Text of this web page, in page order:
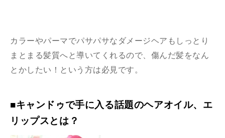
カラーやパーマでパサパサなダメージヘアもしっとり
まとまる髪質へと導いてくれるので、傷んだ髪をなん
とかしたい！という方は必見です。
■キャンドゥで手に入る話題のヘアオイル、エ
リップスとは？